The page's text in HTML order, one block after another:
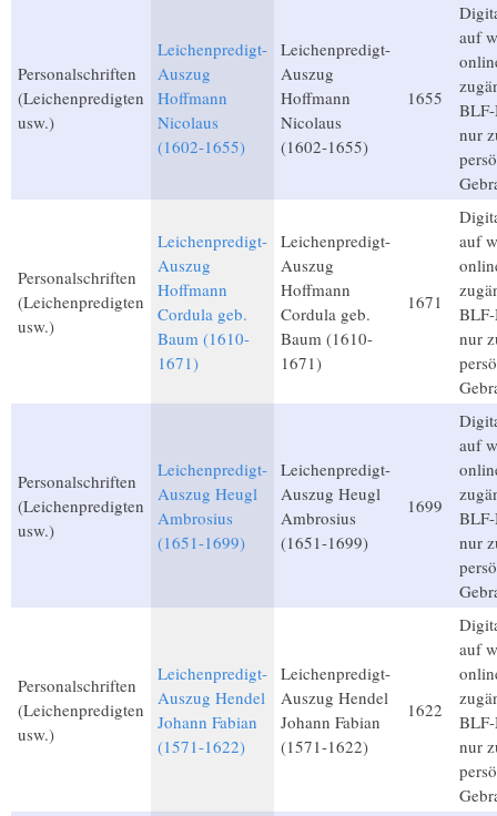
Personalschriften
(Leichenpredigten
usw.)
Leichenpredigt-
Auszug
Hoffmann
Nicolaus
(1602-1655)
Leichenpredigt-
Auszug
Hoffmann
Nicolaus
(1602-1655)
1655
auf
nur
Personalschriften
(Leichenpredigten
usw.)
Leichenpredigt-
Auszug
Hoffmann
Cordula geb.
Baum (1610-
1671)
Leichenpredigt-
Auszug
Hoffmann
Cordula geb.
Baum (1610-
1671)
1671
auf
nur
Personalschriften
(Leichenpredigten
usw.)
Leichenpredigt-
Auszug Heugl
Ambrosius
(1651-1699)
Leichenpredigt-
Auszug Heugl
Ambrosius
(1651-1699)
1699
auf
nur
Personalschriften
(Leichenpredigten
usw.)
Leichenpredigt-
Auszug Hendel
Johann Fabian
(1571-1622)
Leichenpredigt-
Auszug Hendel
Johann Fabian
(1571-1622)
1622
auf
nur